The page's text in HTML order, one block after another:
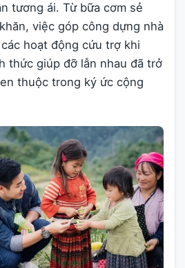
tương ái. Từ bữa cơm sẻ
việc góp công dựng nhà
hoạt động cứu trợ khi
thức giúp đỡ lẫn nhau đã trở
thuộc trong ký ức cộng